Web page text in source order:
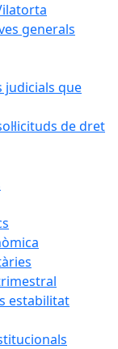
generals
judicials que
de dret
estabilitat